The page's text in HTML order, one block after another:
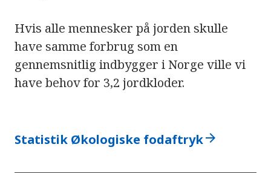
Hvis alle mennesker på jorden skulle
have samme forbrug som en
gennemsnitlig indbygger i Norge ville vi
have behov for 3,2 jordkloder.
Statistik Økologiske fodaftrykarrow_forward